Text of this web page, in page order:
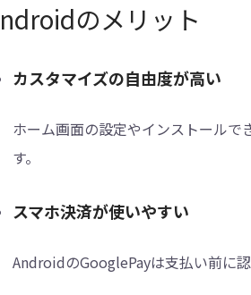
のメリット
カスタマイズの自由度が高い
ホーム画面の設定やインストール
す。
スマホ決済が使いやすい
AndroidのGooglePayは支払い前に